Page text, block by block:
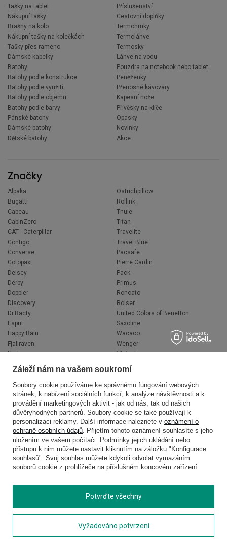
Tašky na tablet
Nákupní tašky
Brašny na kolo
Nákupní tašky na kolečkách
Tašky přes rameno
Dámské kabelky
Batohy
Batohy podle konstrukce
Batohy podle využití
Batohy podle objemu
Batohy podle barvy
Pánské batohy
Dámské batohy
Dětské batohy
Příslušenství
Cestovní doplňky
Termohrnky
Termoláhve
Termosky
Láhve na vodu
Pouzdra na notebook nebo tablet
Peněženky
Přenosné kávovary
Kapesní nože
Přívěsky na klíče
Opasky
Novinky
Akce
Značky
Alpaka
Bugatti
Cabeau
CabinZero
CAT - Caterpillar
Contigo
Converse
Cotopaxi
Delsey
Derby
Doppler
Discovery
Dr.Bacty
Esprit
Happy Rain
Fjallraven
Hedgren
Jeep
Knirps
LEGO
National Geographic
Ogio
Ostrichpillow
Rollink
Thule
Titan
Travelite
Travel Blue
Pacsafe
Pierre Cardin
Pack
Primus
Roncato
Rolser
United Colors of Benetton
Saxoline
Wacaco
Wenger
Victorinox
XD Design
Zojirushi
Muitomas
FLYNKA
VANS
Copyright © 2026 delcaso.cz. Všechna práva vyhrazena.
Zásady ochrany osobních údajů
Záleží nám na vašem soukromí
Soubory cookie používáme ke správnému fungování webových
stránek, k nabízení sociálních funkcí, k analýze návštěvnosti a k
provádění marketingových aktivit - jak od nás, tak od našich
důvěryhodných partnerů. Soubory cookie se také používají k
personalizaci reklamy. Další informace naleznete v oznámení o
ochraně osobních údajů. Přijetím tohoto oznámení souhlasíte s jeho
uložením ve vašem počítači. Podmínky jejich ukládání nebo
přístupu k nim můžete nastavit kliknutím na záložku "Konfigurace
souhlasů". Svůj souhlas můžete kdykoli odvolat vymazáním
souborů cookie z prohlížeče na příslušném koncovém zařízení.
Vyžadováno potvrzení
Potvrďte všechny